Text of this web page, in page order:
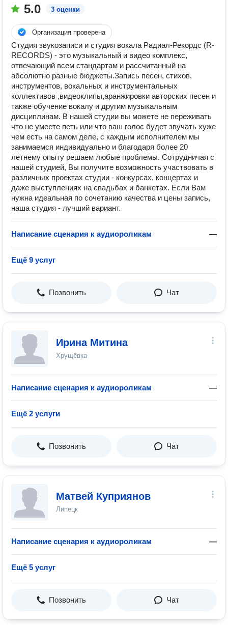
5.0 3 оценки
Организация проверена
Студия звукозаписи и студия вокала Радиал-Рекордс (R-
RECORDS) - это музыкальный и видео комплекс,
отвечающий всем стандартам и рассчитанный на
абсолютно разные бюджеты.Запись песен, стихов,
инструментов, вокальных и инструментальных
коллективов ,видеоклипы,аранжировки авторских песен и
также обучение вокалу и другим музыкальным
дисциплинам. В нашей студии вы можете не переживать
что не умеете петь или что ваш голос будет звучать хуже
чем есть на самом деле, с каждым исполнителем мы
занимаемся индивидуально и благодаря более 20
летнему опыту решаем любые проблемы. Сотрудничая с
нашей студией, Вы получите возможность участвовать в
различных проектах студии - конкурсах, концертах и
даже выступлениях на свадьбах и банкетах. Если Вам
нужна идеальная по сочетанию качества и цены запись,
наша студия - лучший вариант.
Написание сценария к аудиороликам —
Ещё 9 услуг
Позвонить Чат
Ирина Митина
Хрущёвка
Написание сценария к аудиороликам —
Ещё 2 услуги
Позвонить Чат
Матвей Куприянов
Липецк
Написание сценария к аудиороликам —
Ещё 5 услуг
Позвонить Чат